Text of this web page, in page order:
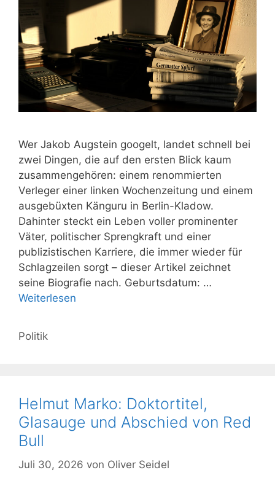
Wer Jakob Augstein googelt, landet schnell bei
zwei Dingen, die auf den ersten Blick kaum
zusammengehören: einem renommierten
Verleger einer linken Wochenzeitung und einem
ausgebüxten Känguru in Berlin-Kladow.
Dahinter steckt ein Leben voller prominenter
Väter, politischer Sprengkraft und einer
publizistischen Karriere, die immer wieder für
Schlagzeilen sorgt – dieser Artikel zeichnet
seine Biografie nach. Geburtsdatum: …
Weiterlesen
Kategorien
Politik
Helmut Marko: Doktortitel,
Glasauge und Abschied von Red
Bull
Juli 30, 2026 von Oliver Seidel